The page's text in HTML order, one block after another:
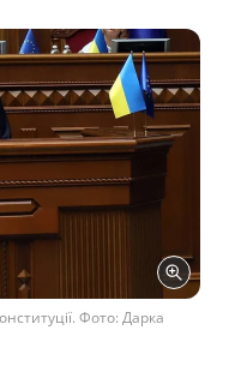
Фото: Дарка